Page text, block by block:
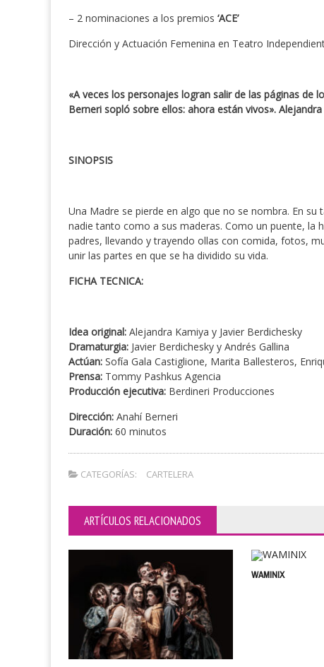
– 2 nominaciones a los premios ‘ACE’
Dirección y Actuación Femenina en Teatro
«A veces los personajes logran salir de las páginas de
Berneri sopló sobre ellos: ahora están vivos».
SINOPSIS
Una Madre se pierde en algo que no se nombra. En
nadie tanto como a sus maderas. Como un puente, la
padres, llevando y trayendo ollas con comida, fotos,
unir las partes en que se ha dividido su vida.
FICHA TECNICA:
Idea original: Alejandra Kamiya y Javier Berdichesky
Dramaturgia: Javier Berdichesky y Andrés Gallina
Actúan: Sofía Gala Castiglione, Marita Ballesteros,
Prensa: Tommy Pashkus Agencia
Producción ejecutiva: Berdineri Producciones
Dirección: Anahí Berneri
Duración: 60 minutos
CATEGORÍAS: CARTELERA
ARTÍCULOS RELACIONADOS
WAMINIX